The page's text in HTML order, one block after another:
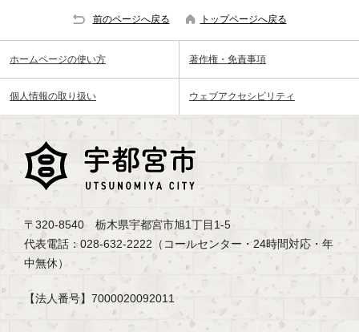
前のページへ戻る トップページへ戻る
ホームページの使い方 著作権・免責事項
個人情報の取り扱い ウェブアクセシビリティ
〒320-8540 栃木県宇都宮市旭1丁目1-5
代表電話：028-632-2222（コールセンター・24時間対応・年
中無休）
【法人番号】7000020092011